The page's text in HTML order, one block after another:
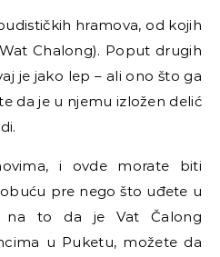
hramova, od kojih
Chalong). Poput drugih
je jako lep– ali ono što ga
da je u njemu izložen delić
i ovde morate biti
pre nego što uđete u
na to da je Vat Čalong
u Puketu, možete da